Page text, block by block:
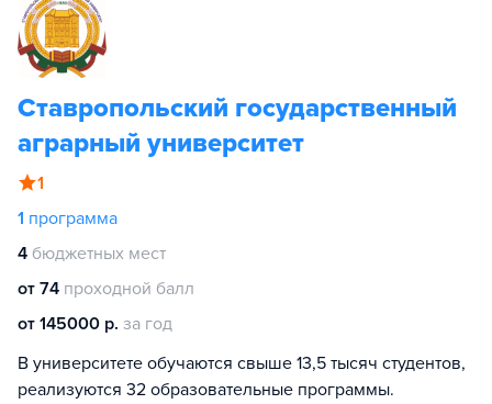
Ставропольский государственный
аграрный университет
1
1 программа
4 бюджетных мест
от 74 проходной балл
от 145000 р. за год
В университете обучаются свыше 13,5 тысяч студентов,
реализуются 32 образовательные программы.